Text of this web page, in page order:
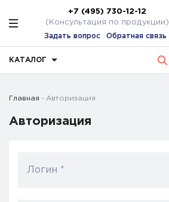
+7 (495) 730-12-12
(Консультация по продукции)
Задать вопрос Обратная связь
КАТАЛОГ
Главная Авторизация
Авторизация
Логин *